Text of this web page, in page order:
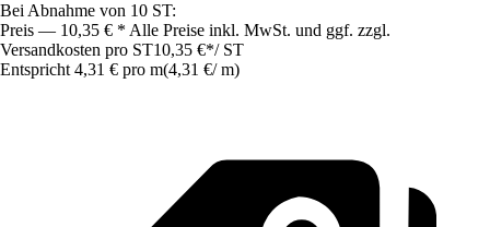
Bei Abnahme von 10 ST:
Preis — 10,35 € * Alle Preise inkl. MwSt. und ggf. zzgl.
Versandkosten pro ST10,35 €*/ ST
Entspricht 4,31 € pro m(4,31 €/ m)